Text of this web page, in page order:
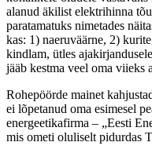
alanud äkilist elektrihinna
paratamatuks nimetades
kas: 1) naeruväärne, 2)
kindlam, ütles
jääb kestma veel oma viieks
Rohepöörde mainet
ei lõpetanud oma esimesel
energeetikafirma – „Eesti
mis ometi oluliselt pidurdas